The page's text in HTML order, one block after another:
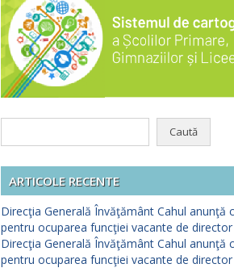
ARTICOLE RECENTE
Direcţia Generală Învăţământ Cahul anunţă
pentru ocuparea funcţiei vacante de director
Direcţia Generală Învăţământ Cahul anunţă
pentru ocuparea funcţiei vacante de director